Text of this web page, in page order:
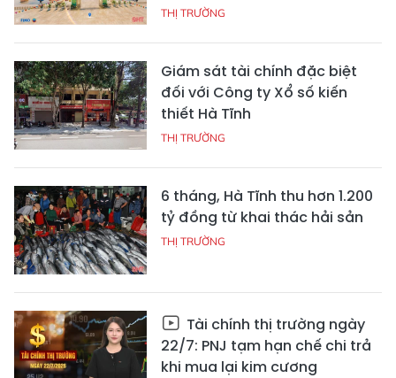
THỊ TRƯỜNG
Giám sát tài chính đặc biệt
đối với Công ty Xổ số kiến
thiết Hà Tĩnh
THỊ TRƯỜNG
6 tháng, Hà Tĩnh thu hơn 1.200
tỷ đồng từ khai thác hải sản
THỊ TRƯỜNG
Tài chính thị trường ngày
22/7: PNJ tạm hạn chế chi trả
khi mua lại kim cương